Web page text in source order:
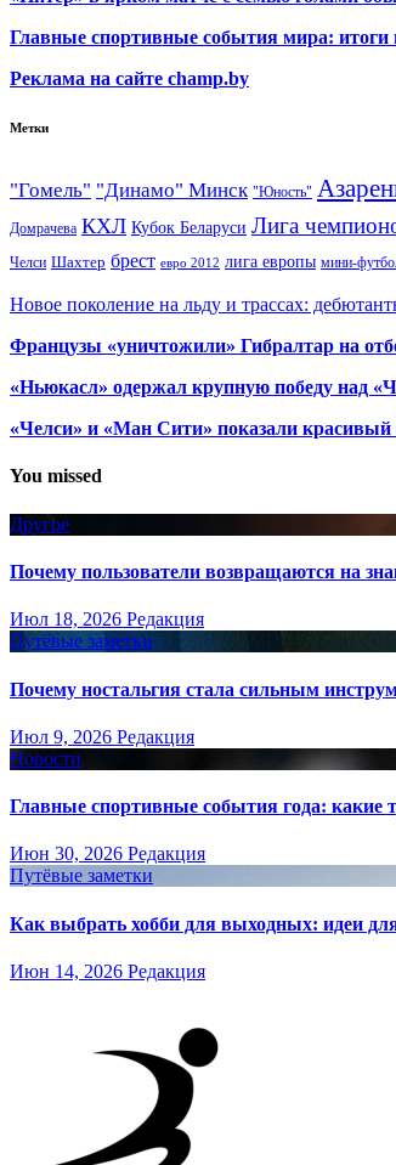
Главные спортивные события мира: итоги
Реклама на сайте champ.by
Метки
"Гомель" "Динамо" Минск "Юность"
Домрачева КХЛ Кубок Беларуси Лига
Челси Шахтер брест евро 2012 лига европы мини-
Новое поколение на льду и трассах:
Французы «уничтожили» Гибралтар на
«Ньюкасл» одержал крупную победу над
«Челси» и «Ман Сити» показали красивый
You missed
Другое
Почему пользователи возвращаются на
Июл 18, 2026 Редакция
Путёвые заметки
Почему ностальгия стала сильным
Июл 9, 2026 Редакция
Новости
Главные спортивные события года:
Июн 30, 2026 Редакция
Путёвые заметки
Как выбрать хобби для выходных: идеи
Июн 14, 2026 Редакция